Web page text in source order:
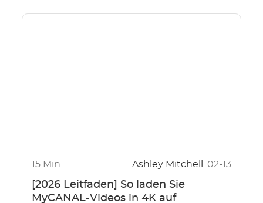
15 Min Ashley Mitchell 02-13
[2026 Leitfaden] So laden Sie
MyCANAL-Videos in 4K auf